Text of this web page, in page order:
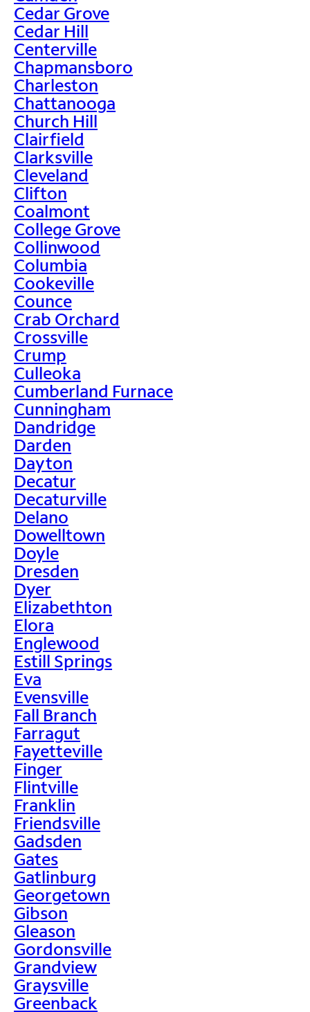
Cedar Grove
Cedar Hill
Centerville
Chapmansboro
Charleston
Chattanooga
Church Hill
Clairfield
Clarksville
Cleveland
Clifton
Coalmont
College Grove
Collinwood
Columbia
Cookeville
Counce
Crab Orchard
Crossville
Crump
Culleoka
Cumberland Furnace
Cunningham
Dandridge
Darden
Dayton
Decatur
Decaturville
Delano
Dowelltown
Doyle
Dresden
Dyer
Elizabethton
Elora
Englewood
Estill Springs
Eva
Evensville
Fall Branch
Farragut
Fayetteville
Finger
Flintville
Franklin
Friendsville
Gadsden
Gates
Gatlinburg
Georgetown
Gibson
Gleason
Gordonsville
Grandview
Graysville
Greenback